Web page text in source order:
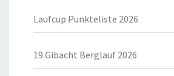
Laufcup Punkteliste 2026
19.Gibacht Berglauf 2026